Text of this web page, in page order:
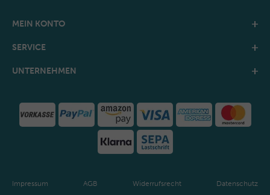
MEIN KONTO
SERVICE
UNTERNEHMEN
Impressum AGB Widerrufsrecht Datenschutz